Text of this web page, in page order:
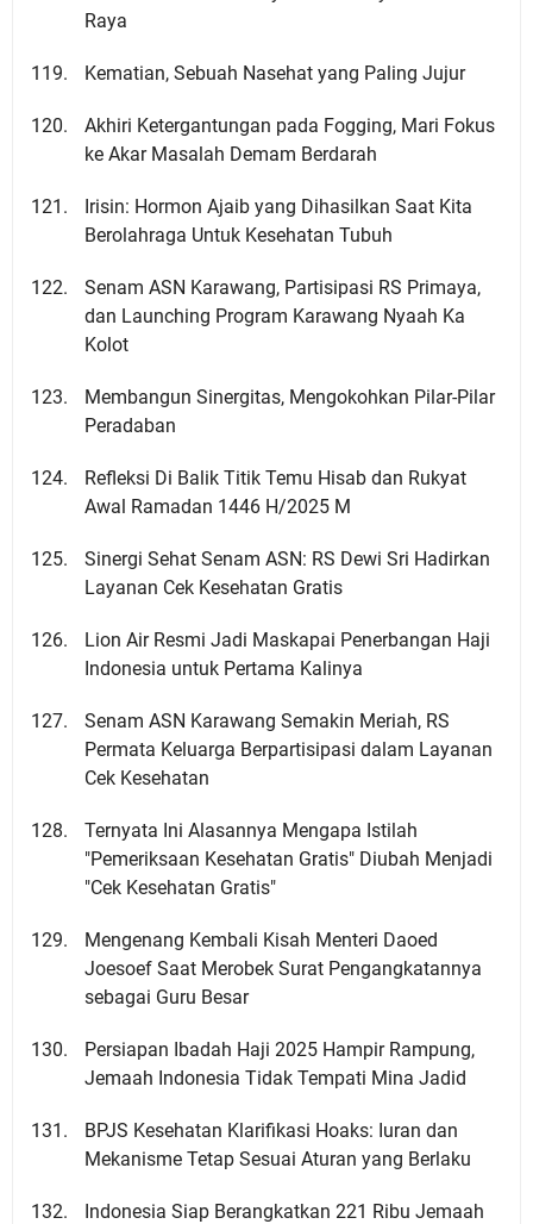
Raya
Kematian, Sebuah Nasehat yang Paling Jujur
Akhiri Ketergantungan pada Fogging, Mari Fokus
ke Akar Masalah Demam Berdarah
Irisin: Hormon Ajaib yang Dihasilkan Saat Kita
Berolahraga Untuk Kesehatan Tubuh
Senam ASN Karawang, Partisipasi RS Primaya,
dan Launching Program Karawang Nyaah Ka
Kolot
Membangun Sinergitas, Mengokohkan Pilar-Pilar
Peradaban
Refleksi Di Balik Titik Temu Hisab dan Rukyat
Awal Ramadan 1446 H/2025 M
Sinergi Sehat Senam ASN: RS Dewi Sri Hadirkan
Layanan Cek Kesehatan Gratis
Lion Air Resmi Jadi Maskapai Penerbangan Haji
Indonesia untuk Pertama Kalinya
Senam ASN Karawang Semakin Meriah, RS
Permata Keluarga Berpartisipasi dalam Layanan
Cek Kesehatan
Ternyata Ini Alasannya Mengapa Istilah
"Pemeriksaan Kesehatan Gratis" Diubah Menjadi
"Cek Kesehatan Gratis"
Mengenang Kembali Kisah Menteri Daoed
Joesoef Saat Merobek Surat Pengangkatannya
sebagai Guru Besar
Persiapan Ibadah Haji 2025 Hampir Rampung,
Jemaah Indonesia Tidak Tempati Mina Jadid
BPJS Kesehatan Klarifikasi Hoaks: Iuran dan
Mekanisme Tetap Sesuai Aturan yang Berlaku
Indonesia Siap Berangkatkan 221 Ribu Jemaah